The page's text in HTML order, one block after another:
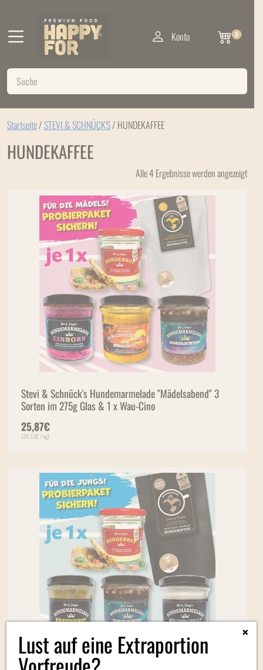
Konto 0
Startseite/STEVI & SCHNÜCK'S/ HUNDEKAFFEE
HUNDEKAFFEE
Alle 4 Ergebnisse werden angezeigt
Stevi & Schnück's Hundemarmelade "Mädelsabend" 3
Sorten im 275g Glas & 1 x Wau-Cino
25,87€
(26,53€ / kg)
Lust auf eine Extraportion ×